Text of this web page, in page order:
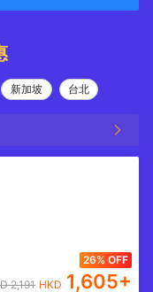
新加坡 台北
26% OFF
2,191 HKD 1,605+